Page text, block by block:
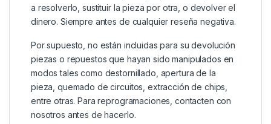
a resolverlo, sustituir la pieza por otra, o devolver el
dinero. Siempre antes de cualquier reseña negativa.
Por supuesto, no están incluidas para su devolución
piezas o repuestos que hayan sido manipulados en
modos tales como destornillado, apertura de la
pieza, quemado de circuitos, extracción de chips,
entre otras. Para reprogramaciones, contacten con
nosotros antes de hacerlo.